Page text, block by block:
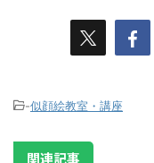
-似顔絵教室・講座
関連記事